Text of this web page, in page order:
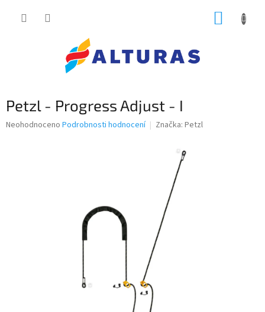
Petzl - Progress Adjust - I
Průměrné
Neohodnoceno Podrobnosti hodnocení Značka: Petzl